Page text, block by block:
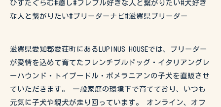
ひすたぐらむ#癒し#フレブル好きな人と繋がりたい#犬好き
な人と繋がりたい#ブリーダーナビ#滋賀県ブリーダー
滋賀県愛知郡愛荘町にあるLUPINUS HOUSEでは、ブリーダー
が愛情を込めて育てたフレンチブルドッグ・イタリアングレ
ーハウンド・トイプードル・ポメラニアンの子犬を直販させ
ていただきます。 一般家庭の環境下で育てており、いつも
元気に子犬や親犬が走り回っています。 オンライン、オフ